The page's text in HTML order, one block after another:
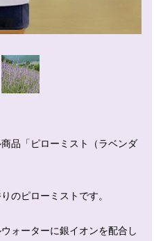
品「ピローミスト（ラベンダ
のピローミストです。
ォーターに銀イオンを配合し